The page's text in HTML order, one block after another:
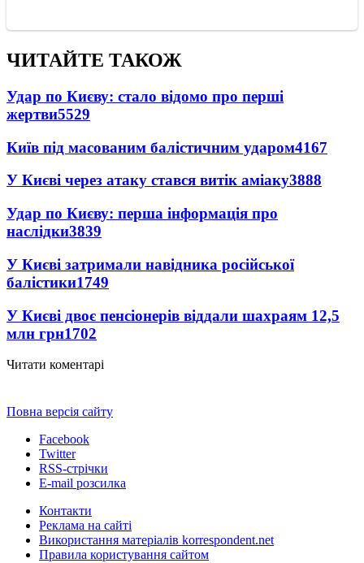
ЧИТАЙТЕ ТАКОЖ
Удар по Києву: стало відомо про перші
жертви5529
Київ під масованим балістичним ударом4167
У Києві через атаку стався витік аміаку3888
Удар по Києву: перша інформація про
наслідки3839
У Києві затримали навідника російської
балістики1749
У Києві двоє пенсіонерів віддали шахраям 12,5
млн грн1702
Читати коментарі
Повна версія сайту
Facebook
Twitter
RSS-стрічки
E-mail розсилка
Контакти
Реклама на сайті
Використання матеріалів korrespondent.net
Правила користування сайтом